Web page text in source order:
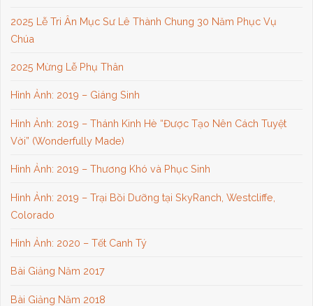
2025 Lễ Tri Ân Mục Sư Lê Thành Chung 30 Năm Phục Vụ
Chúa
2025 Mừng Lễ Phụ Thân
Hình Ảnh: 2019 – Giáng Sinh
Hình Ảnh: 2019 – Thánh Kinh Hè “Được Tạo Nên Cách Tuyệt
Vời” (Wonderfully Made)
Hình Ảnh: 2019 – Thương Khó và Phục Sinh
Hình Ảnh: 2019 – Trại Bồi Dưỡng tại SkyRanch, Westcliffe,
Colorado
Hình Ảnh: 2020 – Tết Canh Tý
Bài Giảng Năm 2017
Bài Giảng Năm 2018